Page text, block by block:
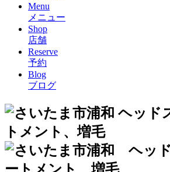
Menu
メニュー
Shop
店舗
Reserve
予約
Blog
ブログ